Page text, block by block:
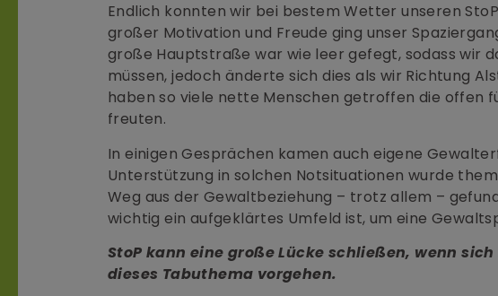
Endlich konnten wir bei bestem Wetter unseren
großer Motivation und Freude ging unser
große Hauptstraße war wie leer gefegt, sodass wir
müssen, jedoch änderte sich dies als wir Richtung
haben so viele nette Menschen getroffen die offen
freuten.
In einigen Gesprächen kamen auch eigene
Unterstützung in solchen Notsituationen wurde
Weg aus der Gewaltbeziehung – trotz allem –
wichtig ein aufgeklärtes Umfeld ist, um eine
StoP kann eine große Lücke schließen, wenn
dieses Tabuthema vorgehen.